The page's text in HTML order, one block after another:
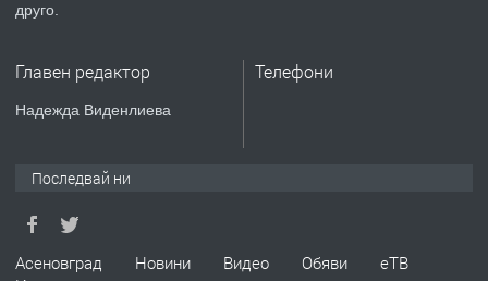
Висококачествени Целофанови
друго.
Главен редактор
Надежда Виденлиева
Телефони
Последвай ни
Асеновград Новини Видео Обяви
еТВ